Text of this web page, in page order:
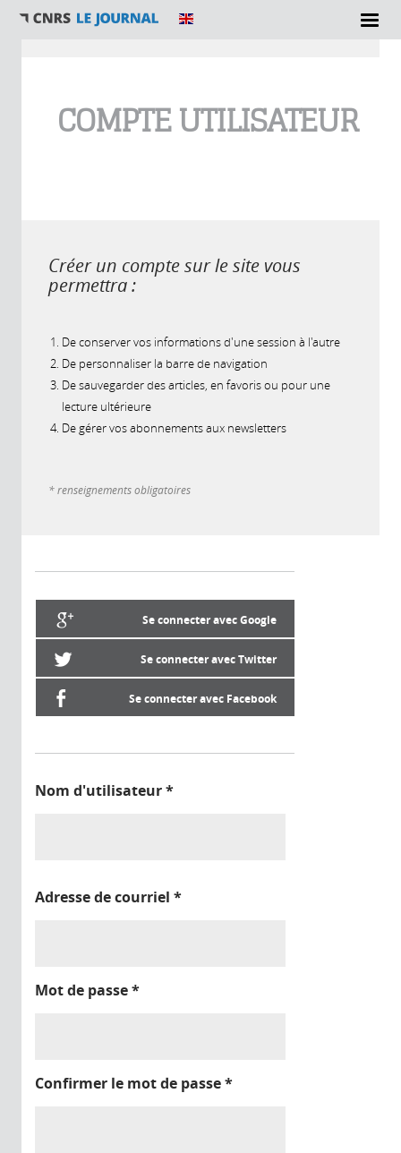
COMPTE UTILISATEUR
Créer un compte sur le site vous
permettra :
De conserver vos informations d'une session à l'autre
De personnaliser la barre de navigation
De sauvegarder des articles, en favoris ou pour une
lecture ultérieure
De gérer vos abonnements aux newsletters
* renseignements obligatoires
Se connecter avec Google
Se connecter avec Twitter
Se connecter avec Facebook
Nom d'utilisateur*
Adresse de courriel *
Mot de passe*
Confirmer le mot de passe*